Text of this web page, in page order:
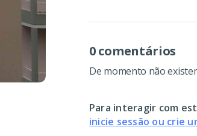
0 comentários
De momento não
Para interagir com
inicie sessão ou crie